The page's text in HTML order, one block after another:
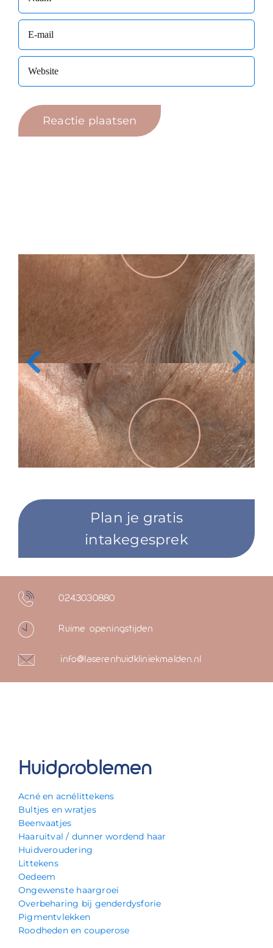
Plan je gratis
intakegesprek
0243030880
Ruime openingstijden
info@laserenhuidkliniekmalden.nl
Huidproblemen
Acné en acnélittekens
Bultjes en wratjes
Beenvaatjes
Haaruitval / dunner wordend haar
Huidveroudering
Littekens
Oedeem
Ongewenste haargroei
Overbeharing bij genderdysforie
Pigmentvlekken
Roodheden en couperose